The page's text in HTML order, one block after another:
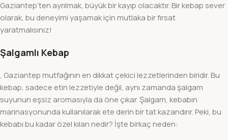
Gaziantep’ten ayrılmak, büyük bir kayıp olacaktır. Bir kebap sever
olarak, bu deneyimi yaşamak için mutlaka bir fırsat
yaratmalısınız!
Şalgamlı Kebap
, Gaziantep mutfağının en dikkat çekici lezzetlerinden biridir. Bu
kebap, sadece etin lezzetiyle değil, aynı zamanda şalgam
suyunun eşsiz aromasıyla da öne çıkar. Şalgam, kebabın
marinasyonunda kullanılarak ete derin bir tat kazandırır. Peki, bu
kebabı bu kadar özel kılan nedir? İşte birkaç neden: